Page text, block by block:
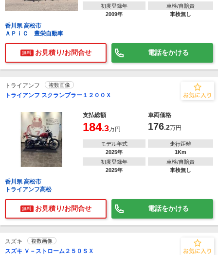
初度登録年
2009年
車検/自賠責
車検無し
香川県 高松市
ＡＰｉＣ 豊栄自動車
無料 お見積り/お問合せ 電話をかける
トライアンフ 複数画像
トライアンフ スクランブラー１２００Ｘ
支払総額 車両価格
184.3万円 176.2万円
モデル年式
2025年
走行距離
1Km
初度登録年
2025年
車検/自賠責
車検無し
香川県 高松市
トライアンフ高松
無料 お見積り/お問合せ 電話をかける
スズキ 複数画像
スズキ Ｖ－ストローム２５０ＳＸ